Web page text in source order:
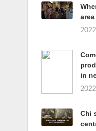
in
Chi